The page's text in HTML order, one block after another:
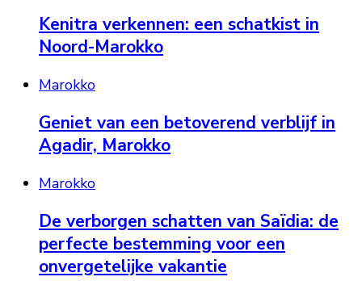
Kenitra verkennen: een schatkist in
Noord-Marokko
Marokko
Geniet van een betoverend verblijf in
Agadir, Marokko
Marokko
De verborgen schatten van Saïdia: de
perfecte bestemming voor een
onvergetelijke vakantie